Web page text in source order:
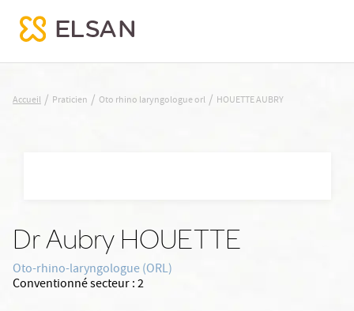
HOUETTE AUBRY
Accueil / Praticien / Oto rhino laryngologue orl / HOUETTE AUBRY
Dr Aubry HOUETTE
Oto-rhino-laryngologue (ORL)
Conventionné secteur :2